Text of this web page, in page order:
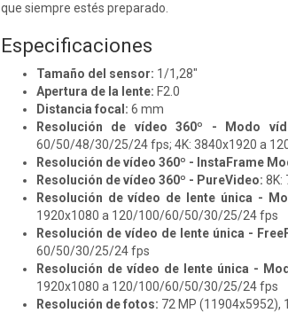
que siempre estés preparado.
Especificaciones
Tamaño del sensor: 1/1,28"
Apertura de la lente: F2.0
Distancia focal: 6 mm
Resolución de vídeo 360º - Modo
60/50/48/30/25/24 fps; 4K: 3840x1920 a
Resolución de vídeo 360º - InstaFrame
Resolución de vídeo 360º - PureVideo: 8K:
Resolución de vídeo de lente única -
1920x1080 a 120/100/60/50/30/25/24 fps
Resolución de vídeo de lente única -
60/50/30/25/24 fps
Resolución de vídeo de lente única -
1920x1080 a 120/100/60/50/30/25/24 fps
Resolución de fotos: 72 MP (11904x5952),